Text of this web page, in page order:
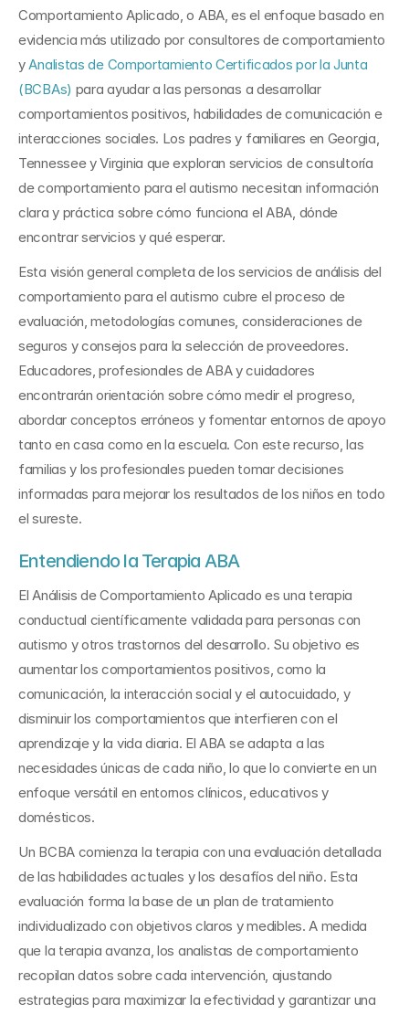
Comportamiento Aplicado, o ABA, es el enfoque basado en
evidencia más utilizado por consultores de comportamiento
y Analistas de Comportamiento Certificados por la Junta
(BCBAs) para ayudar a las personas a desarrollar
comportamientos positivos, habilidades de comunicación e
interacciones sociales. Los padres y familiares en Georgia,
Tennessee y Virginia que exploran servicios de consultoría
de comportamiento para el autismo necesitan información
clara y práctica sobre cómo funciona el ABA, dónde
encontrar servicios y qué esperar.
Esta visión general completa de los servicios de análisis del
comportamiento para el autismo cubre el proceso de
evaluación, metodologías comunes, consideraciones de
seguros y consejos para la selección de proveedores.
Educadores, profesionales de ABA y cuidadores
encontrarán orientación sobre cómo medir el progreso,
abordar conceptos erróneos y fomentar entornos de apoyo
tanto en casa como en la escuela. Con este recurso, las
familias y los profesionales pueden tomar decisiones
informadas para mejorar los resultados de los niños en todo
el sureste.
Entendiendo la Terapia ABA
El Análisis de Comportamiento Aplicado es una terapia
conductual científicamente validada para personas con
autismo y otros trastornos del desarrollo. Su objetivo es
aumentar los comportamientos positivos, como la
comunicación, la interacción social y el autocuidado, y
disminuir los comportamientos que interfieren con el
aprendizaje y la vida diaria. El ABA se adapta a las
necesidades únicas de cada niño, lo que lo convierte en un
enfoque versátil en entornos clínicos, educativos y
domésticos.
Un BCBA comienza la terapia con una evaluación detallada
de las habilidades actuales y los desafíos del niño. Esta
evaluación forma la base de un plan de tratamiento
individualizado con objetivos claros y medibles. A medida
que la terapia avanza, los analistas de comportamiento
recopilan datos sobre cada intervención, ajustando
estrategias para maximizar la efectividad y garantizar una